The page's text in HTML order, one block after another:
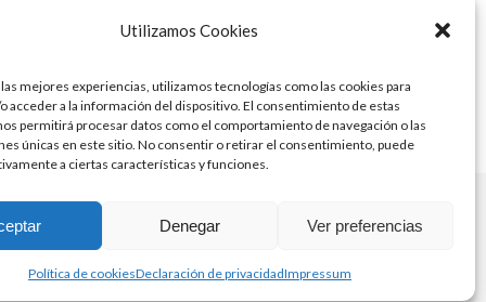
Utilizamos Cookies
mejores experiencias, utilizamos tecnologías como las cookies para
acceder a la información del dispositivo. El consentimiento de estas
permitirá procesar datos como el comportamiento de navegación o las
únicas en este sitio. No consentir o retirar el consentimiento, puede
a ciertas características y funciones.
Denegar Ver preferencias
Política de cookiesDeclaración de privacidadImpressum